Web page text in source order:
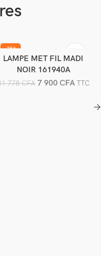
-75%
Ajouter au panier
LAMPE MET FIL MADI
NOIR 161940A
778CFA 7 900 CFA TTC